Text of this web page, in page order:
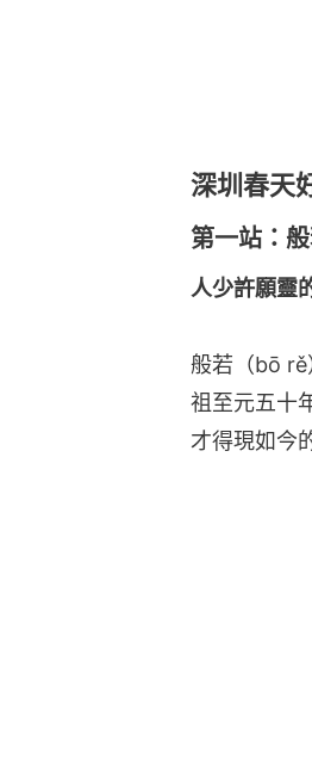
深圳春天
第一站：
人少許願靈
般若（bō rě
祖至元五十
才得現如今